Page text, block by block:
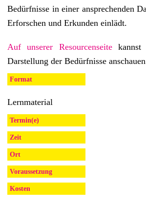
Bedürfnisse in einer ansprechenden
Erforschen und Erkunden einlädt.
Auf unserer Resourcenseitekannst
Darstellung der Bedürfnisse
Format
Lernmaterial
Termin(e)
Zeit
Ort
Voraussetzung
Kosten